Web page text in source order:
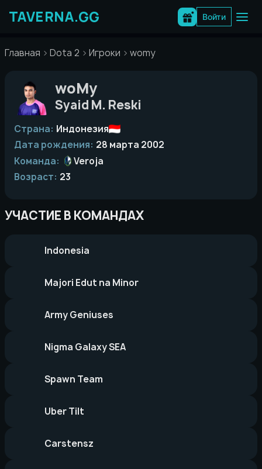
содержимому
Войти
Главная Dota 2 Игроки womy
woMy
Syaid M. Reski
Страна: Индонезия
Дата рождения: 28 марта 2002
Команда:
Veroja
Возраст: 23
УЧАСТИЕ В КОМАНДАХ
Indonesia
Majori Edut na Minor
Army Geniuses
Nigma Galaxy SEA
Spawn Team
Uber Tilt
Carstensz